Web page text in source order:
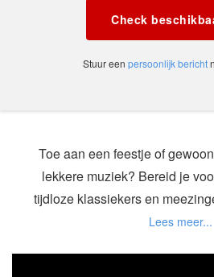
Check
Stuur een persoonlijk bericht
Toe aan een feestje of
lekkere muziek? Bereid je
tijdloze klassiekers en
garant voor een